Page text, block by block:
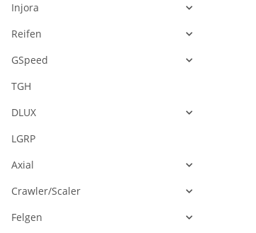
Injora
Reifen
GSpeed
TGH
DLUX
LGRP
Axial
Crawler/Scaler
Felgen